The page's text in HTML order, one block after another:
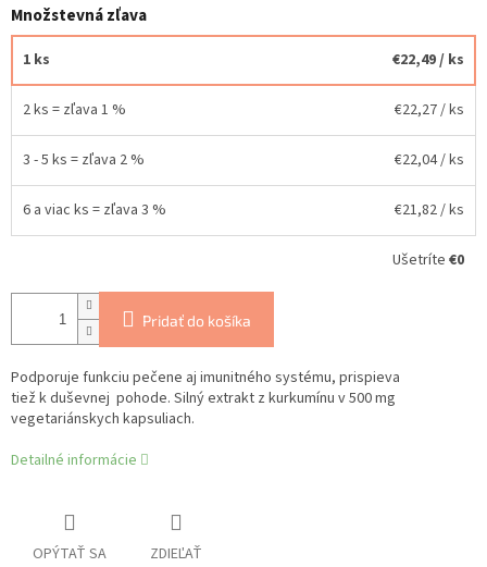
Množstevná zľava
1 ks €22,49/ ks
2 ks = zľava 1 % €22,27/ ks
3 - 5 ks = zľava 2 % €22,04/ ks
6 a viac ks = zľava 3 % €21,82/ ks
Ušetríte €0
Pridať do košíka
Podporuje funkciu pečene aj imunitného systému, prispieva
tiež k duševnej pohode. Silný extrakt z kurkumínu v 500 mg
vegetariánskych kapsuliach.
Detailné informácie
OPÝTAŤ SA ZDIEĽAŤ